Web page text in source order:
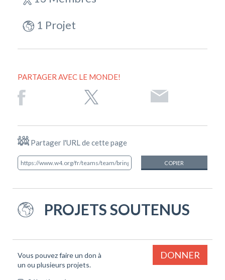
1 Projet
PARTAGER AVEC LE MONDE!
Partager l'URL de cette page
COPIER
PROJETS SOUTENUS
Vous pouvez faire un don à
un ou plusieurs projets.
DONNER